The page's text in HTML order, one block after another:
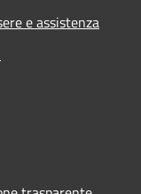
e assistenza